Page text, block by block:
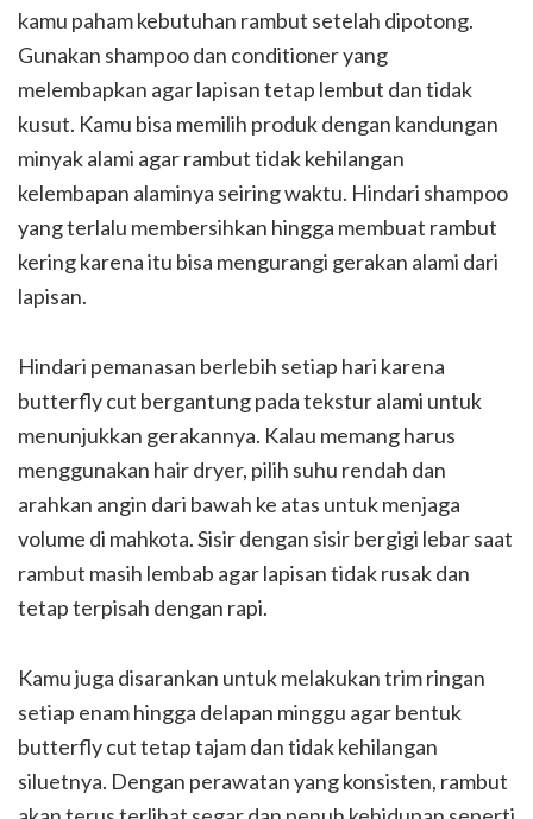
kamu paham kebutuhan rambut setelah dipotong.
Gunakan shampoo dan conditioner yang
melembapkan agar lapisan tetap lembut dan tidak
kusut. Kamu bisa memilih produk dengan kandungan
minyak alami agar rambut tidak kehilangan
kelembapan alaminya seiring waktu. Hindari shampoo
yang terlalu membersihkan hingga membuat rambut
kering karena itu bisa mengurangi gerakan alami dari
lapisan.
Hindari pemanasan berlebih setiap hari karena
butterfly cut bergantung pada tekstur alami untuk
menunjukkan gerakannya. Kalau memang harus
menggunakan hair dryer, pilih suhu rendah dan
arahkan angin dari bawah ke atas untuk menjaga
volume di mahkota. Sisir dengan sisir bergigi lebar saat
rambut masih lembab agar lapisan tidak rusak dan
tetap terpisah dengan rapi.
Kamu juga disarankan untuk melakukan trim ringan
setiap enam hingga delapan minggu agar bentuk
butterfly cut tetap tajam dan tidak kehilangan
siluetnya. Dengan perawatan yang konsisten, rambut